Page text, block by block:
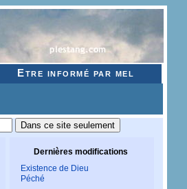
Etre informé par mel
Dernières modifications
Existence de Dieu
Péché